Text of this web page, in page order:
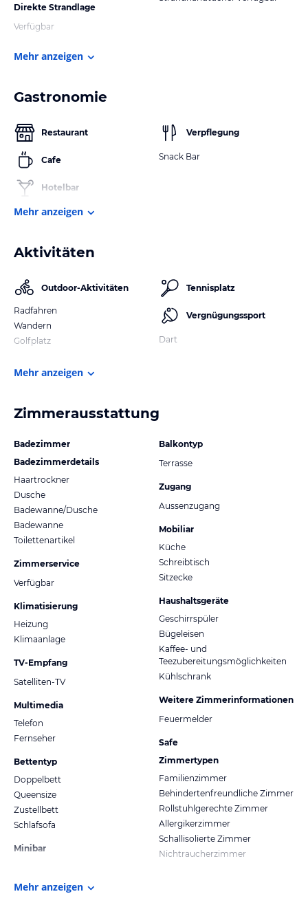
Direkte Strandlage
Verfügbar
Mehr anzeigen
Gastronomie
Restaurant
Cafe
Hotelbar
Verpflegung
Snack Bar
Mehr anzeigen
Aktivitäten
Outdoor-Aktivitäten
Radfahren
Wandern
Golfplatz
Tennisplatz
Vergnügungssport
Dart
Mehr anzeigen
Zimmerausstattung
Badezimmer
Badezimmerdetails
Haartrockner
Dusche
Badewanne/Dusche
Badewanne
Toilettenartikel
Zimmerservice
Verfügbar
Klimatisierung
Heizung
Klimaanlage
TV-Empfang
Satelliten-TV
Multimedia
Telefon
Fernseher
Bettentyp
Doppelbett
Queensize
Zustellbett
Schlafsofa
Minibar
Balkontyp
Terrasse
Zugang
Aussenzugang
Mobiliar
Küche
Schreibtisch
Sitzecke
Haushaltsgeräte
Geschirrspüler
Bügeleisen
Kaffee- und
Teezubereitungsmöglichkeiten
Kühlschrank
Weitere Zimmerinformationen
Feuermelder
Safe
Zimmertypen
Familienzimmer
Behindertenfreundliche Zimmer
Rollstuhlgerechte Zimmer
Allergikerzimmer
Schallisolierte Zimmer
Nichtraucherzimmer
Mehr anzeigen